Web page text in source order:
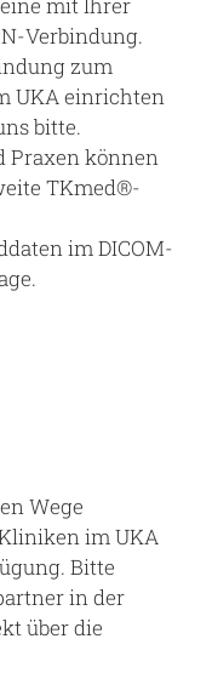
mit Ihrer
Verbindung.
zum
UKA einrichten
bitte.
Praxen können
TKmed®-
im DICOM-
Wege
im UKA
Bitte
in der
über die